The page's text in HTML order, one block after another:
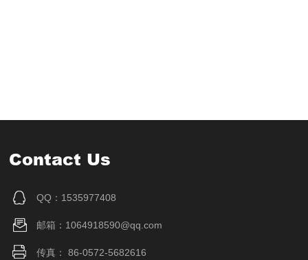
Contact Us
QQ：1535977408
邮箱：1064918590@qq.com
传真： 86-0572-5682616